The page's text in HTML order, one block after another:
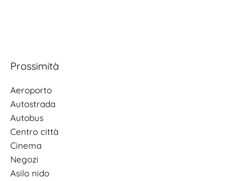
Prossimità
Aeroporto
Autostrada
Autobus
Centro città
Cinema
Negozi
Asilo nido